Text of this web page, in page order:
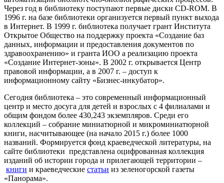
Через год в библиотеку поступают первые диски CD-ROM. В
1996 г. на базе библиотеки организуется первый пункт выхода
в Интернет. В 1999 г. библиотека получает грант Института
Открытое Общество на поддержку проекта «Создание баз
данных, информации и предоставления документов по
здравоохранению» и гранта ИОО а реализацию проекта
«Создание Интернет-зоны». В 2002 г. открывается Центр
правовой информации, а в 2007 г. – доступ к
информационному сайту «Бизнес-инкубатор».
Сегодня библиотека – это современный информационный
центр и место досуга для детей и взрослых с 4 филиалами и
общим фондом более 430,243 экземпляров. Среди его
коллекций – собрание миниатюрной и микроминиатюрной
книги, насчитывающее (на начало 2015 г.) более 1000
названий. Формируется фонд краеведческой литературы, на
сайте библиотеки представлена оцифрованная коллекция
изданий об истории города и прилегающей территории –
книги и краеведческие статьи из зеленогорской газеты
«Панорама».